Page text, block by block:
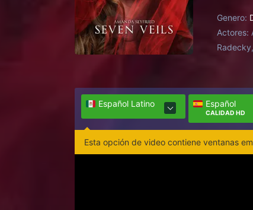
Genero:
Actores:
Español Latino Español
CALIDAD HD
Esta opción de video contiene ventanas